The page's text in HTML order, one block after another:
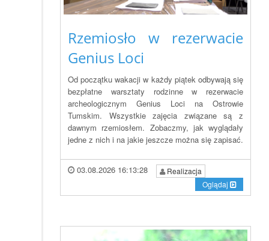
Rzemiosło w rezerwacie
Genius Loci
Od początku wakacji w każdy piątek odbywają się
bezpłatne warsztaty rodzinne w rezerwacie
archeologicznym Genius Loci na Ostrowie
Tumskim. Wszystkie zajęcia związane są z
dawnym rzemiosłem. Zobaczmy, jak wyglądały
jedne z nich i na jakie jeszcze można się zapisać.
03.08.2026 16:13:28
Realizacja
Oglądaj